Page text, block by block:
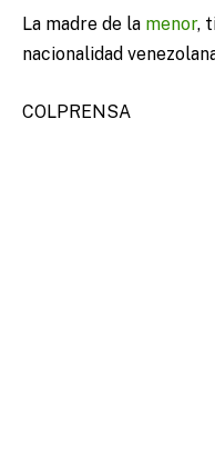
La madre de la menor,
nacionalidad
COLPRENSA